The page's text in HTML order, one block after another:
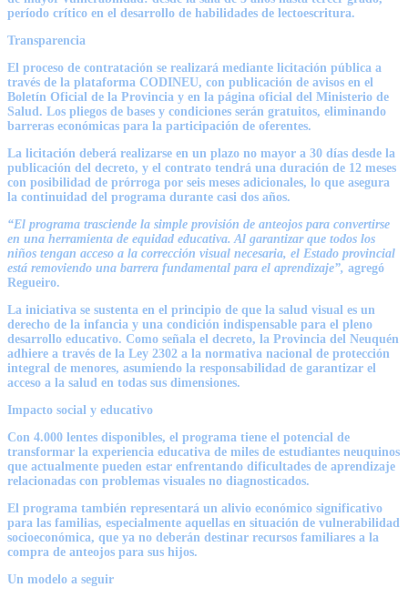
período crítico en el desarrollo de habilidades de lectoescritura.
Transparencia
El proceso de contratación se realizará mediante licitación pública a
través de la plataforma CODINEU, con publicación de avisos en el
Boletín Oficial de la Provincia y en la página oficial del Ministerio de
Salud. Los pliegos de bases y condiciones serán gratuitos, eliminando
barreras económicas para la participación de oferentes.
La licitación deberá realizarse en un plazo no mayor a 30 días desde la
publicación del decreto, y el contrato tendrá una duración de 12 meses
con posibilidad de prórroga por seis meses adicionales, lo que asegura
la continuidad del programa durante casi dos años.
“El programa trasciende la simple provisión de anteojos para convertirse
en una herramienta de equidad educativa. Al garantizar que todos los
niños tengan acceso a la corrección visual necesaria, el Estado provincial
está removiendo una barrera fundamental para el aprendizaje”, agregó
Regueiro.
La iniciativa se sustenta en el principio de que la salud visual es un
derecho de la infancia y una condición indispensable para el pleno
desarrollo educativo. Como señala el decreto, la Provincia del Neuquén
adhiere a través de la Ley 2302 a la normativa nacional de protección
integral de menores, asumiendo la responsabilidad de garantizar el
acceso a la salud en todas sus dimensiones.
Impacto social y educativo
Con 4.000 lentes disponibles, el programa tiene el potencial de
transformar la experiencia educativa de miles de estudiantes neuquinos
que actualmente pueden estar enfrentando dificultades de aprendizaje
relacionadas con problemas visuales no diagnosticados.
El programa también representará un alivio económico significativo
para las familias, especialmente aquellas en situación de vulnerabilidad
socioeconómica, que ya no deberán destinar recursos familiares a la
compra de anteojos para sus hijos.
Un modelo a seguir